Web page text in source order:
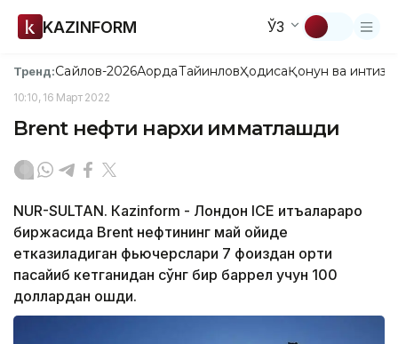
KAZINFORM ЎЗ
Тренд:Сайлов-2026АқордаТайинловҲодисаҚонун ва
10:10, 16 Март 2022
Brent нефти нархи қимматлашди
NUR-SULTAN. Кazinform - Лондон ICЕ қитъалараро
биржасида Brent нефтининг май ойиде
етказиладиган фьючерслари 7 фоиздан ортиқ
пасайиб кетганидан сўнг бир баррел учун 100
доллардан ошди.